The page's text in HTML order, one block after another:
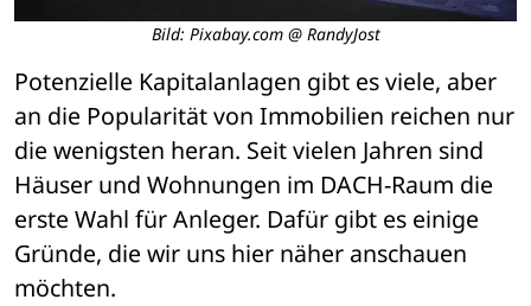
Bild: Pixabay.com @ RandyJost
Potenzielle Kapitalanlagen gibt es viele, aber
an die Popularität von Immobilien reichen nur
die wenigsten heran. Seit vielen Jahren sind
Häuser und Wohnungen im DACH-Raum die
erste Wahl für Anleger. Dafür gibt es einige
Gründe, die wir uns hier näher anschauen
möchten.